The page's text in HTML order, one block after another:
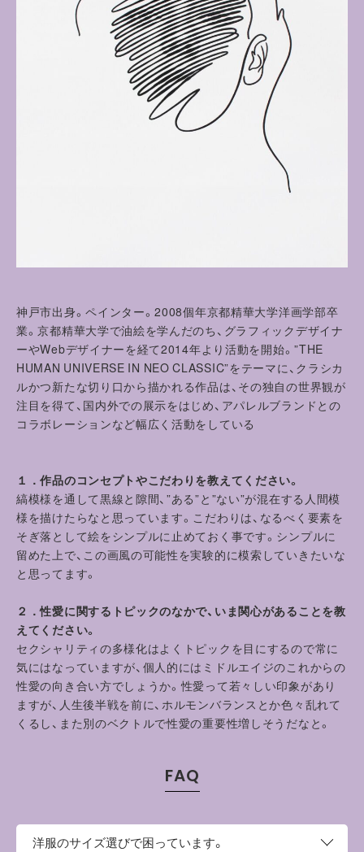
神戸市出身。ペインター。2008個年京都精華大学洋画学部卒
業。京都精華大学で油絵を学んだのち、グラフィックデザイナ
ーやWebデザイナーを経て2014年より活動を開始。”THE
HUMAN UNIVERSE IN NEO CLASSIC”をテーマに、クラシカ
ルかつ新たな切り口から描かれる作品は、その独自の世界観が
注目を得て、国内外での展示をはじめ、アパレルブランドとの
コラボレーションなど幅広く活動をしている
１．作品のコンセプトやこだわりを教えてください。
縞模様を通して黒線と隙間、”ある”と”ない”が混在する人間模
様を描けたらなと思っています。こだわりは、なるべく要素を
そぎ落として絵をシンプルに止めておく事です。シンプルに
留めた上で、この画風の可能性を実験的に模索していきたいな
と思ってます。
２．性愛に関するトピックのなかで、いま関心があることを教
えてください。
セクシャリティの多様化はよくトピックを目にするので常に
気にはなっていますが、個人的にはミドルエイジのこれからの
性愛の向き合い方でしょうか。性愛って若々しい印象があり
ますが、人生後半戦を前に、ホルモンバランスとか色々乱れて
くるし、また別のベクトルで性愛の重要性増しそうだなと。
FAQ
洋服のサイズ選びで困っています。